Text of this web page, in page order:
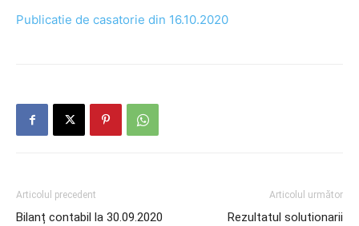
Publicatie de casatorie din 16.10.2020
Articolul precedent
Bilanț contabil la 30.09.2020
Articolul următor
Rezultatul solutionarii